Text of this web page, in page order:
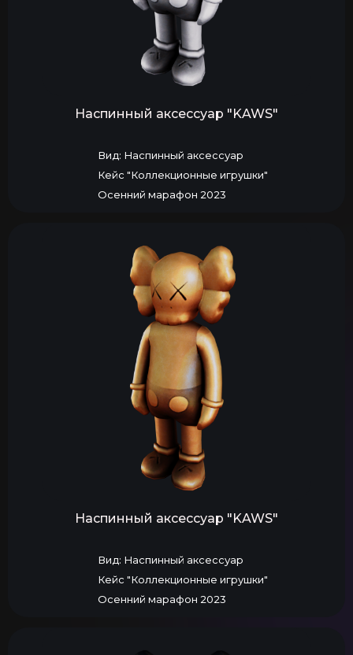
Наспинный аксессуар "KAWS"
Вид: Наспинный аксессуар
Кейс "Коллекционные игрушки"
Осенний марафон 2023
Наспинный аксессуар "KAWS"
Вид: Наспинный аксессуар
Кейс "Коллекционные игрушки"
Осенний марафон 2023